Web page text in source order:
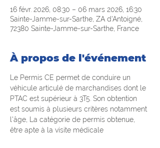
16 févr. 2026, 08:30 – 06 mars 2026, 16:30
Sainte-Jamme-sur-Sarthe, ZA d'Antoigné,
72380 Sainte-Jamme-sur-Sarthe, France
À propos de l'événement
Le Permis CE permet de conduire un
véhicule articulé de marchandises dont le
PTAC est supérieur à 3T5. Son obtention
est soumis à plusieurs critères notamment
l'âge, La catégorie de permis obtenue,
être apte à la visite médicale